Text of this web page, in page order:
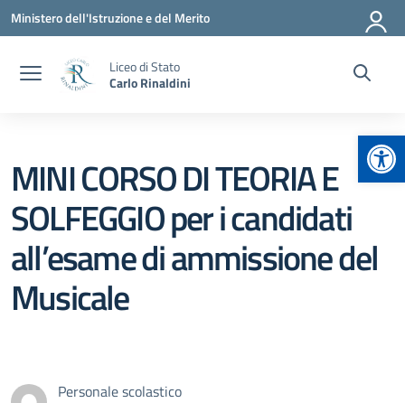
Vai ai contenuti
Vai al menu di navigazione
Vai al footer
Ministero dell'Istruzione e del Merito
Liceo di Stato
Carlo Rinaldini
MINI CORSO DI TEORIA E
SOLFEGGIO per i candidati
all’esame di ammissione del
Musicale
Personale scolastico